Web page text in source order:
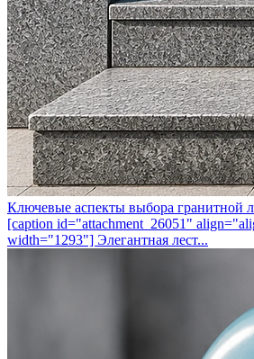
Ключевые аспекты выбора гранитной
[caption id="attachment_26051"
width="1293"] Элегантная лест...